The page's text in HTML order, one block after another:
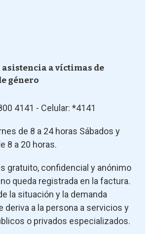
a víctimas de
género
4141 - Celular: *4141
de 8 a 24 horas Sábados y
8 a 20 horas.
gratuito, confidencial y anónimo
queda registrada en la factura.
la situación y la demanda
deriva a la persona a servicios y
o privados especializados.